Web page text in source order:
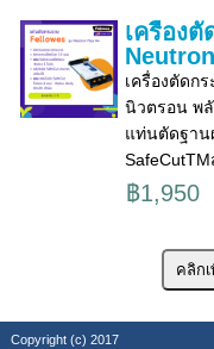
เครื่อง
เครื่องตัดก
นิวตรอน พลั
แท่นตัดฐาน
฿1,950
Copyright (c) 2017